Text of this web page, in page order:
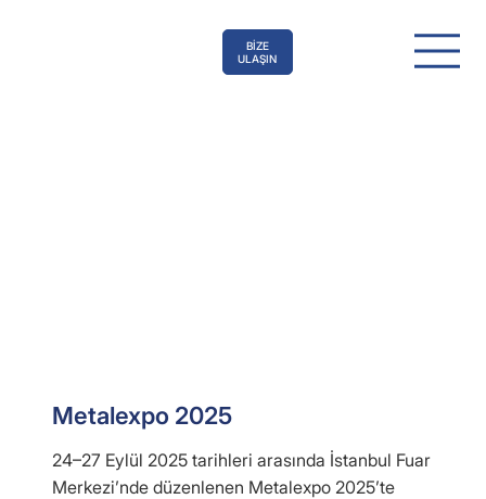
BİZE
ULAŞIN
Metalexpo 2025
24–27 Eylül 2025 tarihleri arasında İstanbul Fuar
Merkezi’nde düzenlenen Metalexpo 2025’te